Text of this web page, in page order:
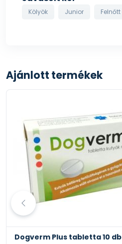
Kölyök Junior Felnőtt
Ajánlott termékek
Dogverm Plus tabletta 10 db